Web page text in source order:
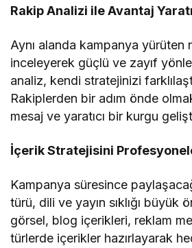
Rakip Analizi ile Avantaj
Aynı alanda kampanya yürüten
inceleyerek güçlü ve zayıf
analiz, kendi stratejinizi
Rakiplerden bir adım önde
mesaj ve yaratıcı bir kurgu
İçerik Stratejisini
Kampanya süresince
türü, dili ve yayın sıklığı büyük
görsel, blog içerikleri, reklam
türlerde içerikler hazırlayarak